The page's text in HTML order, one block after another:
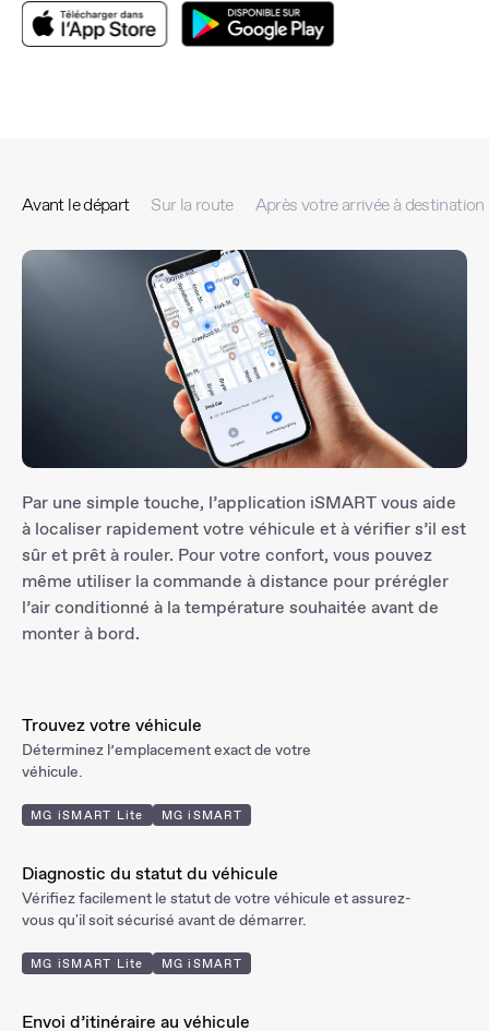
Avant le départ Sur la route Après votre arrivée à destination
Par une simple touche, l’application iSMART vous aide
à localiser rapidement votre véhicule et à vérifier s’il est
sûr et prêt à rouler. Pour votre confort, vous pouvez
même utiliser la commande à distance pour prérégler
l’air conditionné à la température souhaitée avant de
monter à bord.
Trouvez votre véhicule
Déterminez l’emplacement exact de votre
véhicule.
MG iSMART Lite MG iSMART
Diagnostic du statut du véhicule
Vérifiez facilement le statut de votre véhicule et assurez-
vous qu'il soit sécurisé avant de démarrer.
MG iSMART Lite MG iSMART
Envoi d’itinéraire au véhicule